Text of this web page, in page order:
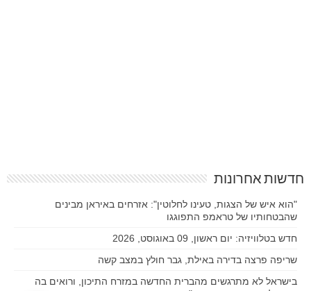
חדשות אחרונות
"הוא איש של הצגות, טעינו לחלוטין": אזרחים באיראן מבינים
שהבטחותיו של טראמפ התפוגגו
חדש בטלוויזיה: יום ראשון, 09 באוגוסט, 2026
שריפה פרצה בדירה באילת, גבר חולץ במצב קשה
בישראל לא מתרגשים מהברית החדשה במזרח התיכון, ורואים בה